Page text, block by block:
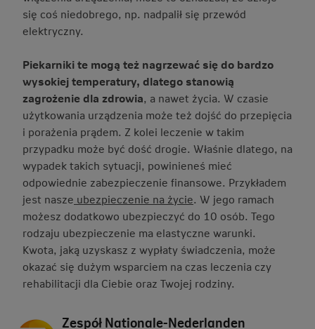
się coś niedobrego, np. nadpalił się przewód
elektryczny.
Piekarniki te mogą też nagrzewać się do bardzo
wysokiej temperatury, dlatego stanowią
zagrożenie dla zdrowia, a nawet życia. W czasie
użytkowania urządzenia może też dojść do przepięcia
i porażenia prądem. Z kolei leczenie w takim
przypadku może być dość drogie. Właśnie dlatego, na
wypadek takich sytuacji, powinieneś mieć
odpowiednie zabezpieczenie finansowe. Przykładem
jest nasze ubezpieczenie na życie. W jego ramach
możesz dodatkowo ubezpieczyć do 10 osób. Tego
rodzaju ubezpieczenie ma elastyczne warunki.
Kwota, jaką uzyskasz z wypłaty świadczenia, może
okazać się dużym wsparciem na czas leczenia czy
rehabilitacji dla Ciebie oraz Twojej rodziny.
Zespół Nationale-Nederlanden